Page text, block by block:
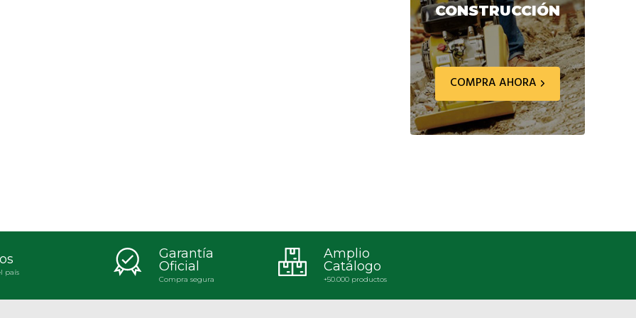
CONSTRUCCIÓN
COMPRA AHORA
país
Garantía
Oficial
Compra segura
Amplio
Catálogo
+50.000 productos